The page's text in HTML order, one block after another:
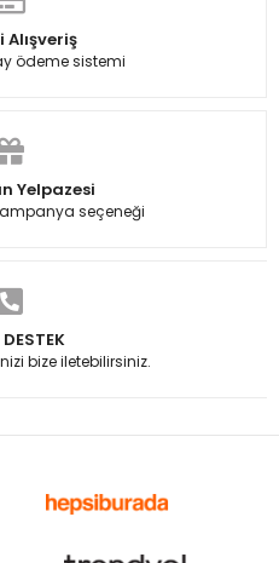
Alışveriş
ödeme sistemi
Yelpazesi
seçeneği
bize iletebilirsiniz.